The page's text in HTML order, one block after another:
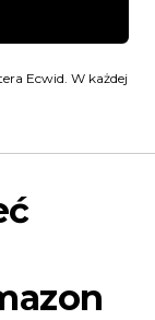
Ecwid. W każdej